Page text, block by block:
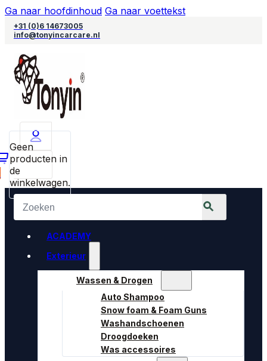
Ga naar hoofdinhoud Ga naar voettekst
+31 (0)6 14673005
info@tonyincarcare.nl
Geen
producten in
de
winkelwagen.
ACADEMY
Exterieur
Wassen & Drogen
Auto Shampoo
Snow foam & Foam Guns
Washandschoenen
Droogdoeken
Was accessoires